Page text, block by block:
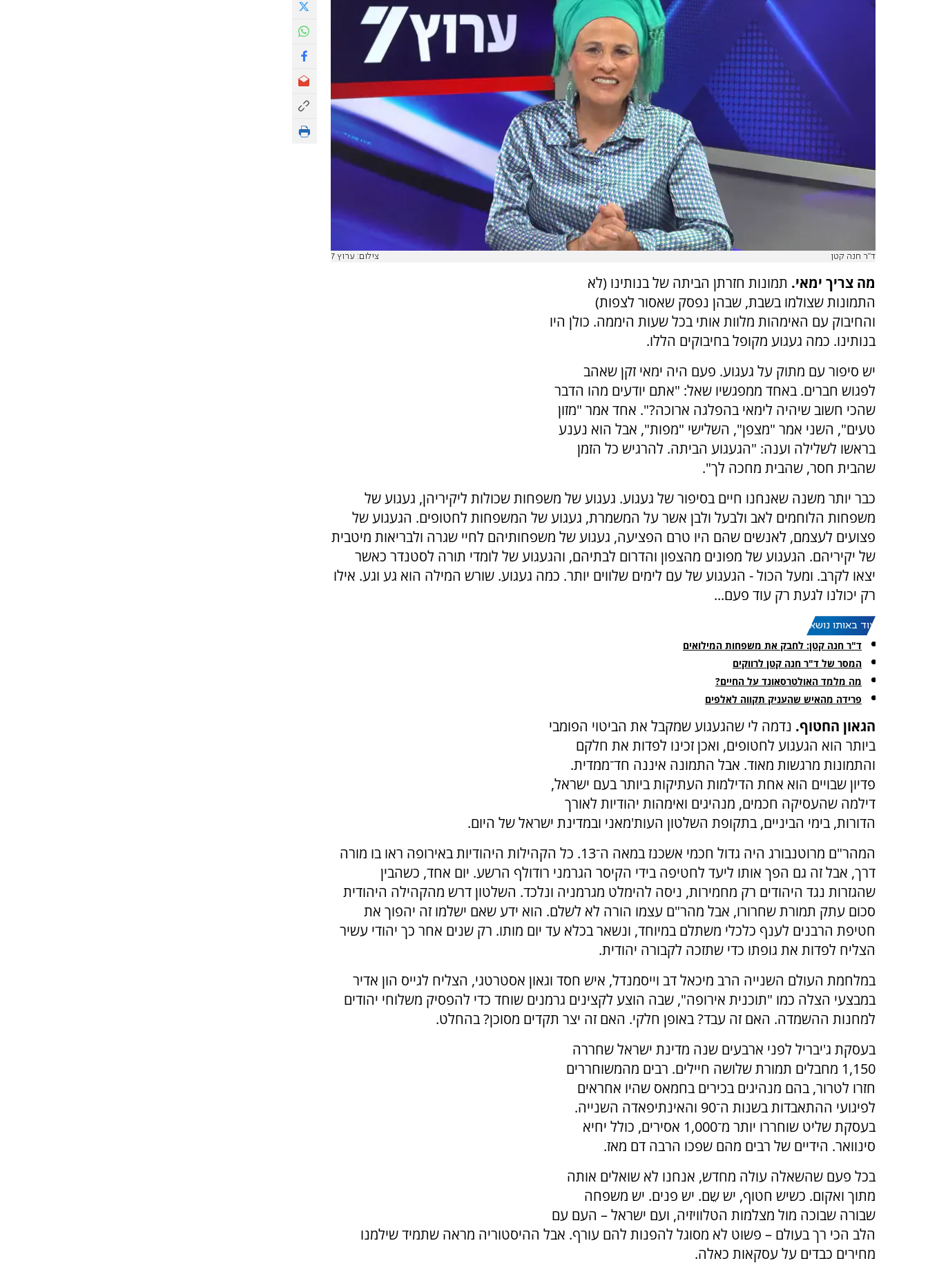
ד"ר חנה קטן צילום: ערוץ 7
מה צריך ימאי. תמונות חזרתן הביתה של בנותינו (לא
התמונות שצולמו בשבת, שבהן נפסק שאסור לצפות)
והחיבוק עם האימהות מלוות אותי בכל שעות היממה. כולן היו
בנותינו. כמה געגוע מקופל בחיבוקים הללו.
יש סיפור עם מתוק על געגוע. פעם היה ימאי זקן שאהב
לפגוש חברים. באחד ממפגשיו שאל: "אתם יודעים מהו הדבר
שהכי חשוב שיהיה לימאי בהפלגה ארוכה?". אחד אמר "מזון
טעים", השני אמר "מצפן", השלישי "מפות", אבל הוא נענע
בראשו לשלילה וענה: "הגעגוע הביתה. להרגיש כל הזמן
שהבית חסר, שהבית מחכה לך".
כבר יותר משנה שאנחנו חיים בסיפור של געגוע. געגוע של משפחות שכולות ליקיריהן, געגוע של
משפחות הלוחמים לאב ולבעל ולבן אשר על המשמרת, געגוע של המשפחות לחטופים. הגעגוע של
פצועים לעצמם, לאנשים שהם היו טרם הפציעה, געגוע של משפחותיהם לחיי שגרה ולבריאות מיטבית
של יקיריהם. הגעגוע של מפונים מהצפון והדרום לבתיהם, והגעגוע של לומדי תורה לסטנדר כאשר
יצאו לקרב. ומעל הכול - הגעגוע של עם לימים שלווים יותר. כמה געגוע. שורש המילה הוא גע וגע. אילו
רק יכולנו לגעת רק עוד פעם...
עוד באותו נושא:
ד"ר חנה קטן: לחבק את משפחות המילואים
המסר של ד"ר חנה קטן לרווקים
מה מלמד האולטרסאונד על החיים?
פרידה מהאיש שהעניק תקווה לאלפים
הגאון החטוף. נדמה לי שהגעגוע שמקבל את הביטוי הפומבי
ביותר הוא הגעגוע לחטופים, ואכן זכינו לפדות את חלקם
והתמונות מרגשות מאוד. אבל התמונה איננה חד־ממדית.
פדיון שבויים הוא אחת הדילמות העתיקות ביותר בעם ישראל,
דילמה שהעסיקה חכמים, מנהיגים ואימהות יהודיות לאורך
הדורות, בימי הביניים, בתקופת השלטון העות'מאני ובמדינת ישראל של היום.
המהר"ם מרוטנבורג היה גדול חכמי אשכנז במאה ה־13. כל הקהילות היהודיות באירופה ראו בו מורה
דרך, אבל זה גם הפך אותו ליעד לחטיפה בידי הקיסר הגרמני רודולף הרשע. יום אחד, כשהבין
שהגזרות נגד היהודים רק מחמירות, ניסה להימלט מגרמניה ונלכד. השלטון דרש מהקהילה היהודית
סכום עתק תמורת שחרורו, אבל מהר"ם עצמו הורה לא לשלם. הוא ידע שאם ישלמו זה יהפוך את
חטיפת הרבנים לענף כלכלי משתלם במיוחד, ונשאר בכלא עד יום מותו. רק שנים אחר כך יהודי עשיר
הצליח לפדות את גופתו כדי שתזכה לקבורה יהודית.
במלחמת העולם השנייה הרב מיכאל דב וייסמנדל, איש חסד וגאון אסטרטגי, הצליח לגייס הון אדיר
במבצעי הצלה כמו "תוכנית אירופה", שבה הוצע לקצינים גרמנים שוחד כדי להפסיק משלוחי יהודים
למחנות ההשמדה. האם זה עבד? באופן חלקי. האם זה יצר תקדים מסוכן? בהחלט.
בעסקת ג'יבריל לפני ארבעים שנה מדינת ישראל שחררה
1,150 מחבלים תמורת שלושה חיילים. רבים מהמשוחררים
חזרו לטרור, בהם מנהיגים בכירים בחמאס שהיו אחראים
לפיגועי ההתאבדות בשנות ה־90 והאינתיפאדה השנייה.
בעסקת שליט שוחררו יותר מ־1,000 אסירים, כולל יחיא
סינוואר. הידיים של רבים מהם שפכו הרבה דם מאז.
בכל פעם שהשאלה עולה מחדש, אנחנו לא שואלים אותה
מתוך ואקום. כשיש חטוף, יש שֵם. יש פנים. יש משפחה
שבורה שבוכה מול מצלמות הטלוויזיה, ועם ישראל – העם עם
הלב הכי רך בעולם – פשוט לא מסוגל להפנות להם עורף. אבל ההיסטוריה מראה שתמיד שילמנו
מחירים כבדים על עסקאות כאלה.